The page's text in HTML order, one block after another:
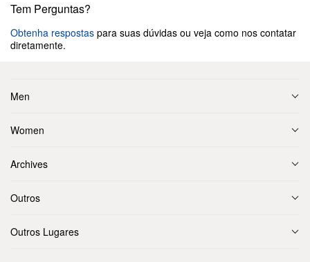
Tem Perguntas?
Obtenha respostas para suas dúvidas ou veja como nos contatar
diretamente.
Men
Women
Archives
Outros
Outros Lugares